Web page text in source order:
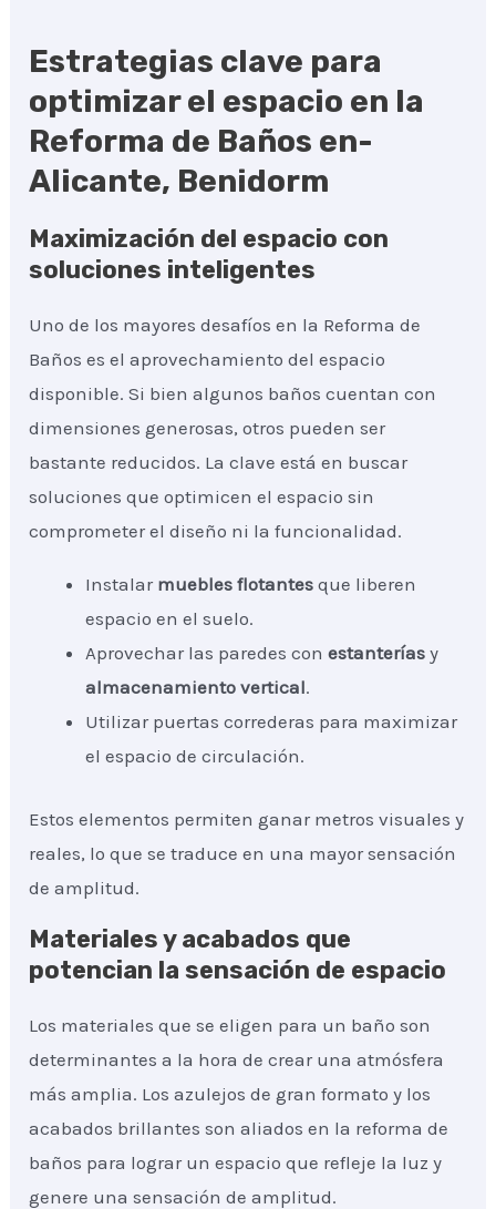
Estrategias clave para
optimizar el espacio en la
Reforma de Baños en-
Alicante, Benidorm
Maximización del espacio con
soluciones inteligentes
Uno de los mayores desafíos en la Reforma de
Baños es el aprovechamiento del espacio
disponible. Si bien algunos baños cuentan con
dimensiones generosas, otros pueden ser
bastante reducidos. La clave está en buscar
soluciones que optimicen el espacio sin
comprometer el diseño ni la funcionalidad.
Instalar muebles flotantes que liberen
espacio en el suelo.
Aprovechar las paredes conestanterías y
almacenamiento vertical.
Utilizar puertas correderas para maximizar
el espacio de circulación.
Estos elementos permiten ganar metros visuales y
reales, lo que se traduce en una mayor sensación
de amplitud.
Materiales y acabados que
potencian la sensación de espacio
Los materiales que se eligen para un baño son
determinantes a la hora de crear una atmósfera
más amplia. Los azulejos de gran formato y los
acabados brillantes son aliados en la reforma de
baños para lograr un espacio que refleje la luz y
genere una sensación de amplitud.